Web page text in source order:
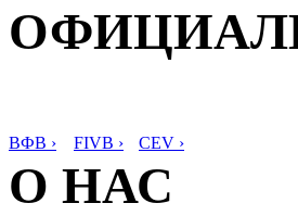
ВФВ › FIVB › CEV ›
О НАС